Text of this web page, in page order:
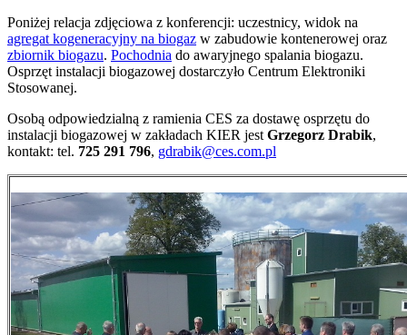
Poniżej relacja zdjęciowa z konferencji: uczestnicy, widok na
agregat kogeneracyjny na biogaz w zabudowie kontenerowej oraz
zbiornik biogazu. Pochodnia do awaryjnego spalania biogazu.
Osprzęt instalacji biogazowej dostarczyło Centrum Elektroniki
Stosowanej.
Osobą odpowiedzialną z ramienia CES za dostawę osprzętu do
instalacji biogazowej w zakładach KIER jest Grzegorz Drabik,
kontakt: tel. 725 291 796, gdrabik@ces.com.pl